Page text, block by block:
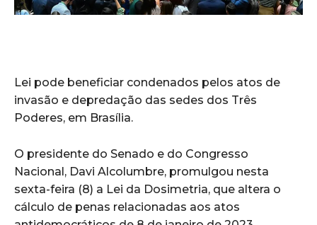
Lei pode beneficiar condenados pelos atos de
invasão e depredação das sedes dos Três
Poderes, em Brasília.
O presidente do Senado e do Congresso
Nacional, Davi Alcolumbre, promulgou nesta
sexta-feira (8) a Lei da Dosimetria, que altera o
cálculo de penas relacionadas aos atos